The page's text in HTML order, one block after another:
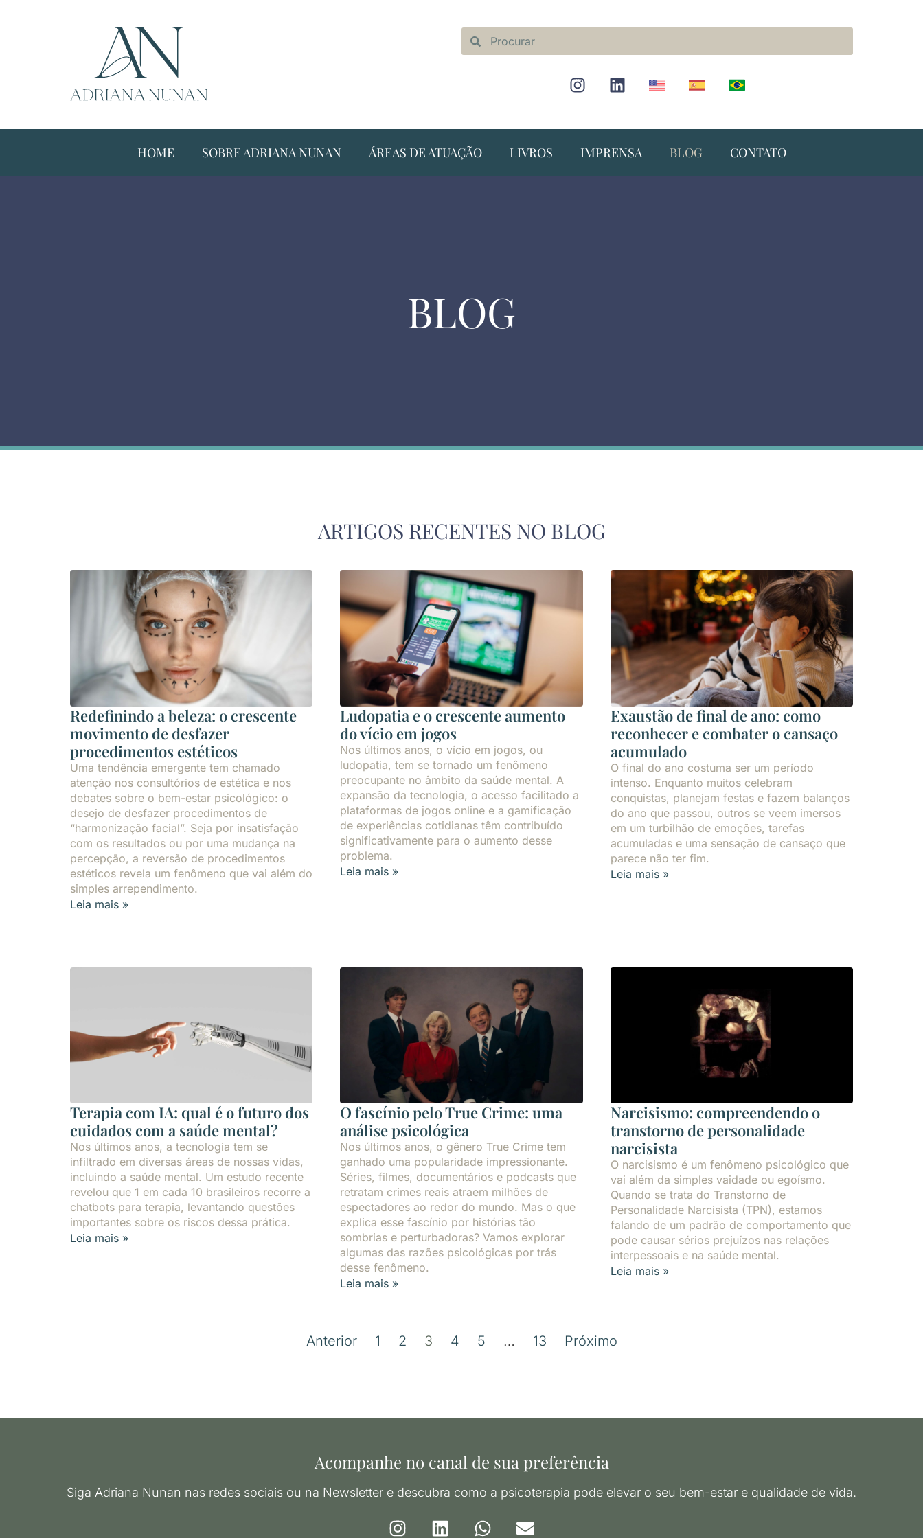
HOME SOBRE ADRIANA NUNAN ÁREAS DE ATUAÇÃO LIVROS IMPRENSA BLOG CONTATO
BLOG
ARTIGOS RECENTES NO BLOG
Redefinindo a beleza: o crescente
movimento de desfazer
procedimentos estéticos
Uma tendência emergente tem chamado
atenção nos consultórios de estética e nos
debates sobre o bem-estar psicológico: o
desejo de desfazer procedimentos de
“harmonização facial”. Seja por insatisfação
com os resultados ou por uma mudança na
percepção, a reversão de procedimentos
estéticos revela um fenômeno que vai além do
simples arrependimento.
Leia mais »
Ludopatia e o crescente aumento
do vício em jogos
Nos últimos anos, o vício em jogos, ou
ludopatia, tem se tornado um fenômeno
preocupante no âmbito da saúde mental. A
expansão da tecnologia, o acesso facilitado a
plataformas de jogos online e a gamificação
de experiências cotidianas têm contribuído
significativamente para o aumento desse
problema.
Leia mais »
Exaustão de final de ano: como
reconhecer e combater o cansaço
acumulado
O final do ano costuma ser um período
intenso. Enquanto muitos celebram
conquistas, planejam festas e fazem balanços
do ano que passou, outros se veem imersos
em um turbilhão de emoções, tarefas
acumuladas e uma sensação de cansaço que
parece não ter fim.
Leia mais »
Terapia com IA: qual é o futuro dos
cuidados com a saúde mental?
Nos últimos anos, a tecnologia tem se
infiltrado em diversas áreas de nossas vidas,
incluindo a saúde mental. Um estudo recente
revelou que 1 em cada 10 brasileiros recorre a
chatbots para terapia, levantando questões
importantes sobre os riscos dessa prática.
Leia mais »
O fascínio pelo True Crime: uma
análise psicológica
Nos últimos anos, o gênero True Crime tem
ganhado uma popularidade impressionante.
Séries, filmes, documentários e podcasts que
retratam crimes reais atraem milhões de
espectadores ao redor do mundo. Mas o que
explica esse fascínio por histórias tão
sombrias e perturbadoras? Vamos explorar
algumas das razões psicológicas por trás
desse fenômeno.
Leia mais »
Narcisismo: compreendendo o
transtorno de personalidade
narcisista
O narcisismo é um fenômeno psicológico que
vai além da simples vaidade ou egoísmo.
Quando se trata do Transtorno de
Personalidade Narcisista (TPN), estamos
falando de um padrão de comportamento que
pode causar sérios prejuízos nas relações
interpessoais e na saúde mental.
Leia mais »
Anterior 1 2 3 4 5 … 13 Próximo
Acompanhe no canal de sua preferência
Siga Adriana Nunan nas redes sociais ou na Newsletter e descubra como a psicoterapia pode elevar o seu bem-estar e qualidade de vida.